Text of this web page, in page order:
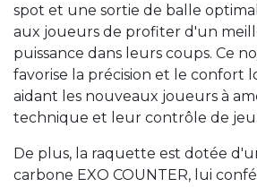
spot et une sortie de balle
aux joueurs de profiter d'un
puissance dans leurs coups. Ce
favorise la précision et le confort
aidant les nouveaux joueurs à
technique et leur contrôle de jeu.
De plus, la raquette est dotée
carbone EXO COUNTER, lui